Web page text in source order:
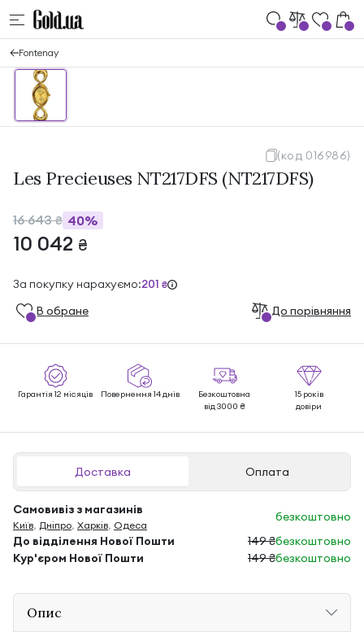
Fontenay
(код 016986)
Les Precieuses NT217DFS (NT217DFS)
16 643₴ 40%
10 042 ₴
За покупку нарахуємо:201 ₴
В обране До порівняння
Гарантія 12 місяців Повернення 14 днів
Безкоштовна
від 3000 ₴
15 років
довіри
Доставка Оплата
Самовивіз з магазинів
Київ, Дніпро, Харків, Одеса
безкоштовно
До відділення Нової Пошти
149 ₴безкоштовно
Кур'єром Нової Пошти
149 ₴безкоштовно
Опис